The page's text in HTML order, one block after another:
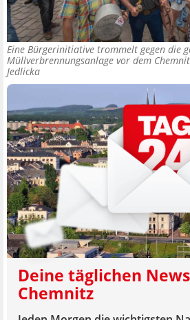
Eine Bürgerinitiative trommelt gegen die
Müllverbrennungsanlage vor dem
Jedlicka
Deine täglichen
Chemnitz